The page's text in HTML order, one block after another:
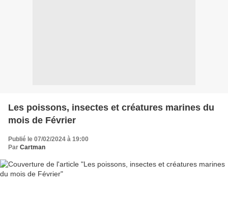
Les poissons, insectes et créatures marines du
mois de Février
Publié le 07/02/2024 à 19:00
Par Cartman